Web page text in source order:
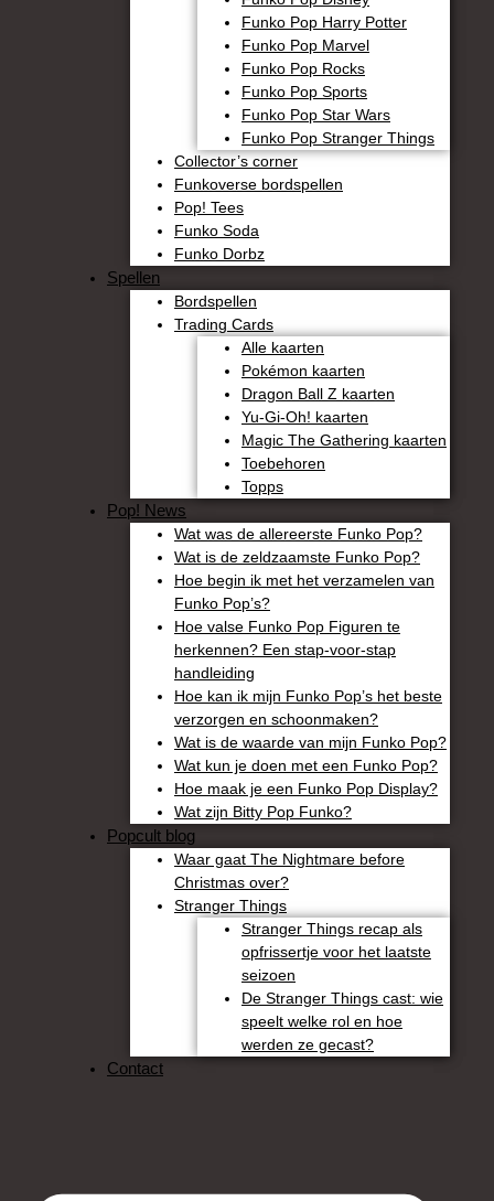
Funko Pop Harry Potter
Funko Pop Marvel
Funko Pop Rocks
Funko Pop Sports
Funko Pop Star Wars
Funko Pop Stranger Things
Collector’s corner
Funkoverse bordspellen
Pop! Tees
Funko Soda
Funko Dorbz
Spellen
Bordspellen
Trading Cards
Alle kaarten
Pokémon kaarten
Dragon Ball Z kaarten
Yu-Gi-Oh! kaarten
Magic The Gathering kaarten
Toebehoren
Topps
Pop! News
Wat was de allereerste Funko Pop?
Wat is de zeldzaamste Funko Pop?
Hoe begin ik met het verzamelen van
Funko Pop’s?
Hoe valse Funko Pop Figuren te
herkennen? Een stap-voor-stap
handleiding
Hoe kan ik mijn Funko Pop’s het beste
verzorgen en schoonmaken?
Wat is de waarde van mijn Funko Pop?
Wat kun je doen met een Funko Pop?
Hoe maak je een Funko Pop Display?
Wat zijn Bitty Pop Funko?
Popcult blog
Waar gaat The Nightmare before
Christmas over?
Stranger Things
Stranger Things recap als
opfrissertje voor het laatste
seizoen
De Stranger Things cast: wie
speelt welke rol en hoe
werden ze gecast?
Contact